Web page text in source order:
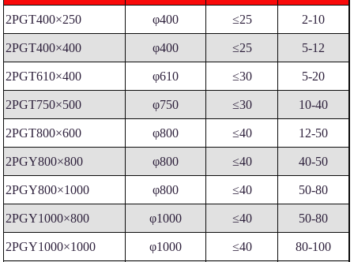
2PGT400×250 φ400 ≤25 2-10
2PGT400×400 φ400 ≤25 5-12
2PGT610×400 φ610 ≤30 5-20
2PGT750×500 φ750 ≤30 10-40
2PGT800×600 φ800 ≤40 12-50
2PGY800×800 φ800 ≤40 40-50
2PGY800×1000 φ800 ≤40 50-80
2PGY1000×800 φ1000 ≤40 50-80
2PGY1000×1000 φ1000 ≤40 80-100